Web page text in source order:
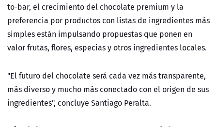
to-bar, el crecimiento del chocolate premium y la
preferencia por productos con listas de ingredientes más
simples están impulsando propuestas que ponen en
valor frutas, flores, especias y otros ingredientes locales.
"El futuro del chocolate será cada vez más transparente,
más diverso y mucho más conectado con el origen de sus
ingredientes", concluye Santiago Peralta.